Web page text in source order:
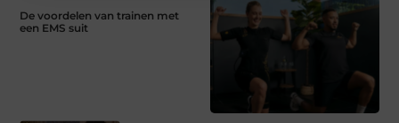
De voordelen van trainen met
een EMS suit